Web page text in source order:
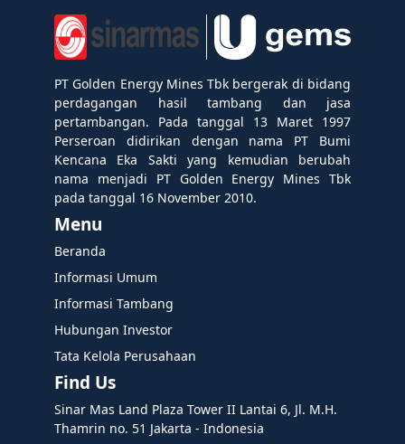
PT Golden Energy Mines Tbk bergerak di bidang
perdagangan hasil tambang dan jasa
pertambangan. Pada tanggal 13 Maret 1997
Perseroan didirikan dengan nama PT Bumi
Kencana Eka Sakti yang kemudian berubah
nama menjadi PT Golden Energy Mines Tbk
pada tanggal 16 November 2010.
Menu
Beranda
Informasi Umum
Informasi Tambang
Hubungan Investor
Tata Kelola Perusahaan
Find Us
Sinar Mas Land Plaza Tower II Lantai 6, Jl. M.H.
Thamrin no. 51 Jakarta - Indonesia